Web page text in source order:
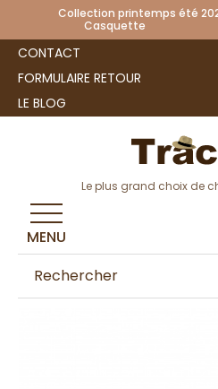
Collection printemps
Casquette La
CONTACT
FORMULAIRE RETOUR
LE BLOG
Le plus grand choix de
MENU